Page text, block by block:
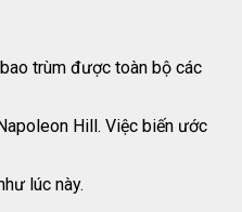
trùm được toàn bộ các
Hill. Việc biến ước
lúc này.